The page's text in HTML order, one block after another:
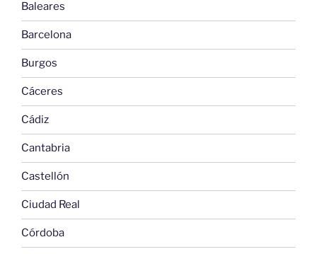
Baleares
Barcelona
Burgos
Cáceres
Cádiz
Cantabria
Castellón
Ciudad Real
Córdoba